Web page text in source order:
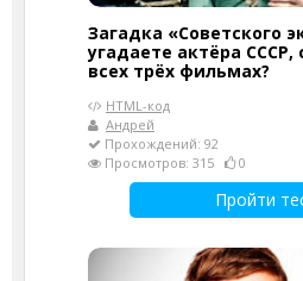
Загадка «Советского
угадаете актёра СССР,
всех трёх фильмах?
HTML-код
Андрей
Прохождений: 92
Просмотров: 315
0
Пройти